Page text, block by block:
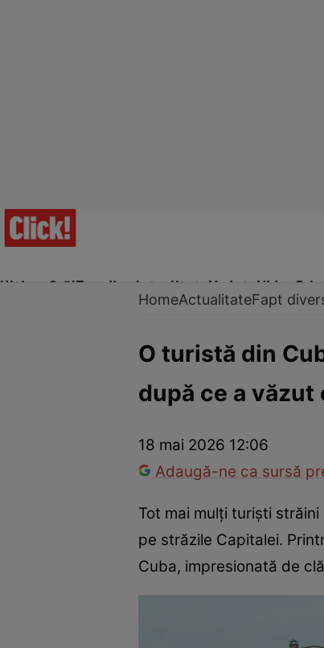
Ultima Oră!Trending Actualitate Vedete Video
InternaționalFapt divers
HomeActualitateFapt
O turistă din
după ce a văzut
18 mai 2026 12:06
Adaugă-ne ca sursă
Tot mai mulți turiști
pe străzile Capitalei.
Cuba, impresionată de